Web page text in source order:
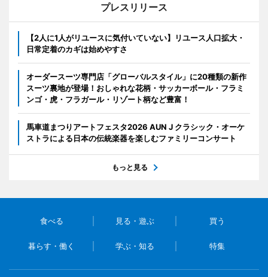
プレスリリース
【2人に1人がリユースに気付いていない】リユース人口拡大・
日常定着のカギは始めやすさ
オーダースーツ専門店「グローバルスタイル」に20種類の新作
スーツ裏地が登場！おしゃれな花柄・サッカーボール・フラミ
ンゴ・虎・フラガール・リゾート柄など豊富！
馬車道まつりアートフェスタ2026 AUN J クラシック・オーケ
ストラによる日本の伝統楽器を楽しむファミリーコンサート
もっと見る
食べる 見る・遊ぶ 買う
暮らす・働く 学ぶ・知る 特集